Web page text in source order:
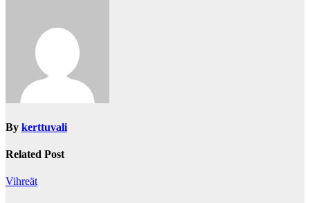
By kerttuvali
Related Post
Vihreät